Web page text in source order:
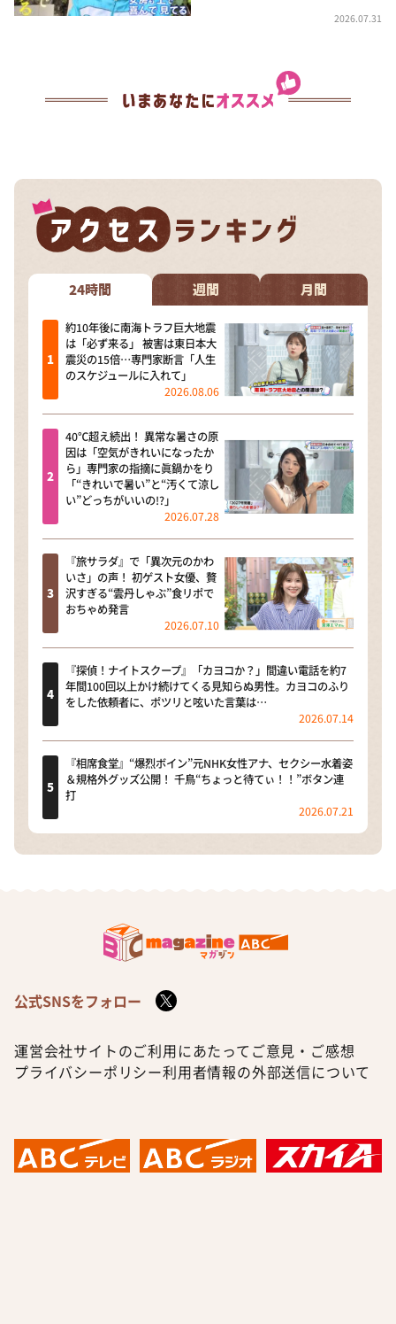
2026.07.31
24時間 週間 月間
約10年後に南海トラフ巨大地震
は「必ず来る」 被害は東日本大
震災の15倍…専門家断言「人生
のスケジュールに入れて」
2026.08.06
40℃超え続出！ 異常な暑さの原
因は「空気がきれいになったか
ら」専門家の指摘に眞鍋かをり
「“きれいで暑い”と“汚くて涼し
い”どっちがいいの!?」
2026.07.28
『旅サラダ』で「異次元のかわ
いさ」の声！ 初ゲスト女優、贅
沢すぎる“雲丹しゃぶ”食リポで
おちゃめ発言
2026.07.10
『探偵！ナイトスクープ』「カヨコか？」間違い電話を約7
年間100回以上かけ続けてくる見知らぬ男性。カヨコのふり
をした依頼者に、ポツリと呟いた言葉は…
2026.07.14
『相席食堂』“爆烈ボイン”元NHK女性アナ、セクシー水着姿
＆規格外グッズ公開！ 千鳥“ちょっと待てぃ！！”ボタン連
打
2026.07.21
公式SNSをフォロー
運営会社サイトのご利用にあたって ご意見・ご感想
プライバシーポリシー利用者情報の外部送信について